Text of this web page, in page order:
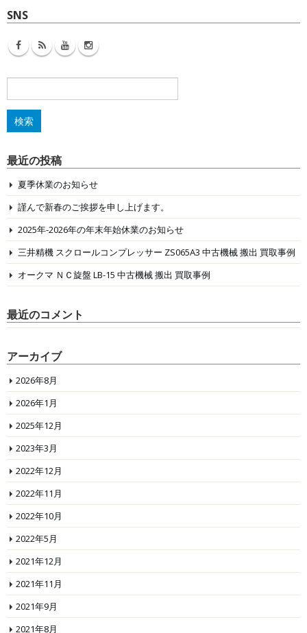
SNS
索:
最近の投稿
夏季休業のお知らせ
謹んで新春のご挨拶を申し上げます。
2025年-2026年の年末年始休業のお知らせ
三井精機 スクロールコンプレッサー ZS065A3 中古機械 搬出 買取事例
オークマ ＮＣ旋盤 LB-15 中古機械 搬出 買取事例
最近のコメント
アーカイブ
2026年8月
2026年1月
2025年12月
2023年3月
2022年12月
2022年11月
2022年10月
2022年5月
2021年12月
2021年11月
2021年9月
2021年8月